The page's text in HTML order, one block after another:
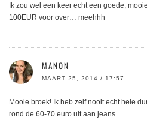
Ik zou wel een keer echt een goede,
100EUR voor over… meehhh
MANON
MAART 25, 2014 / 17:57
Mooie broek! Ik heb zelf nooit echt hele
rond de 60-70 euro uit aan jeans.